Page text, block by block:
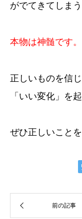
がでてきてしま
本物は神髄です。
正しいものを信
「いい変化」を
ぜひ正しいこと